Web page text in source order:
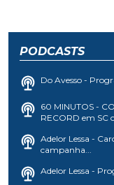
PODCASTS
Do Avesso -
60 MINUTOS -
RECORD em SC
Adelor Lessa -
campanha...
Adelor Lessa -